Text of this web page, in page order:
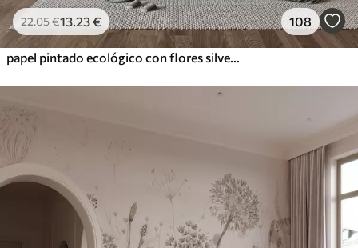
22.05€13 .23€ 108